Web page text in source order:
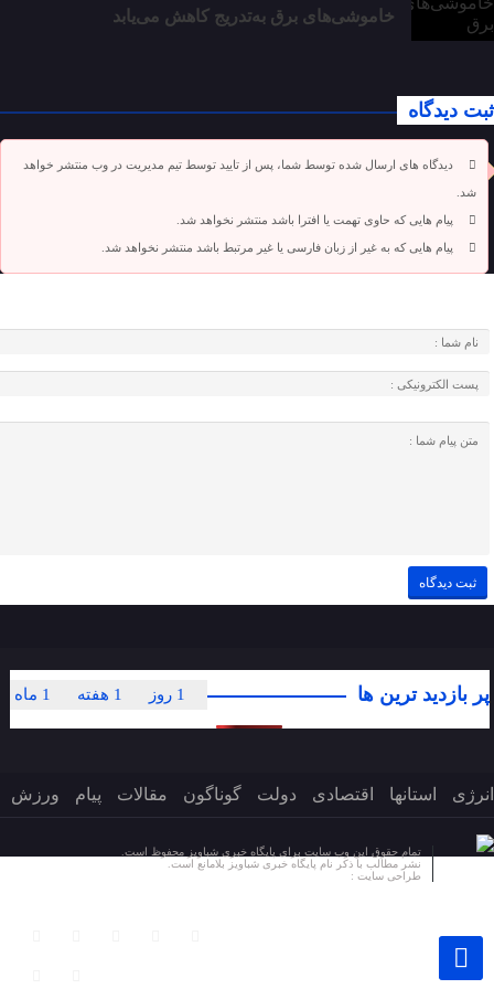
خاموشی‌های برق به‌تدریج کاهش می‌یابد
ثبت دیدگاه
دیدگاه های ارسال شده توسط شما، پس از تایید توسط تیم مدیریت در وب منتشر خواهد
شد.
پیام هایی که حاوی تهمت یا افترا باشد منتشر نخواهد شد.
پیام هایی که به غیر از زبان فارسی یا غیر مرتبط باشد منتشر نخواهد شد.
پر بازدید ترین ها 1 ماه 1 هفته 1 روز
انرژی استانها اقتصادی دولت گوناگون مقالات پیام ورزش
تمام حقوق این وب سایت برای پایگاه خبری شباویز محفوظ است.
نشر مطالب با ذکر نام پایگاه خبری شباویز بلامانع است.
طراحی سایت :